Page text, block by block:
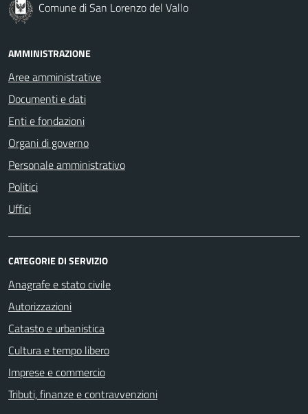
Comune di San Lorenzo del Vallo
AMMINISTRAZIONE
Aree amministrative
Documenti e dati
Enti e fondazioni
Organi di governo
Personale amministrativo
Politici
Uffici
CATEGORIE DI SERVIZIO
Anagrafe e stato civile
Autorizzazioni
Catasto e urbanistica
Cultura e tempo libero
Imprese e commercio
Tributi, finanze e contravvenzioni